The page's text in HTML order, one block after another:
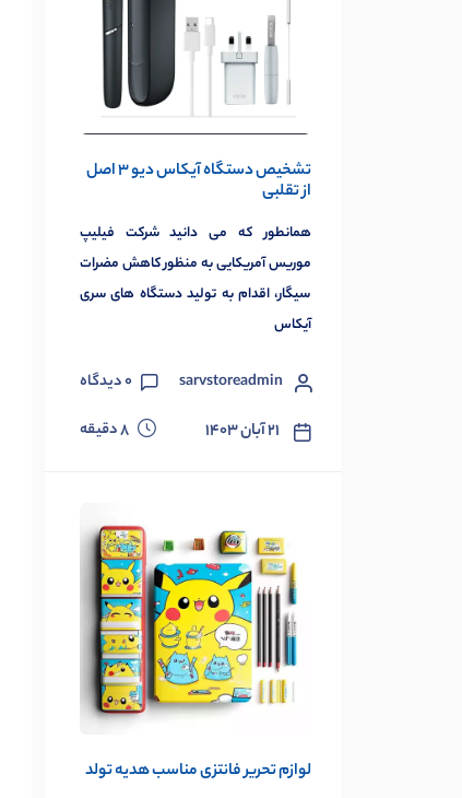
تشخیص دستگاه آیکاس دیو 3 اصل
از تقلبی
همانطور که می دانید شرکت فیلیپ
موریس آمریکایی به منظور کاهش مضرات
سیگار، اقدام به تولید دستگاه های سری
آیکاس
sarvstoreadmin
0دیدگاه
۲۱ آبان ۱۴۰۳ 8دقیقه
لوازم تحریر فانتزی مناسب هدیه تولد